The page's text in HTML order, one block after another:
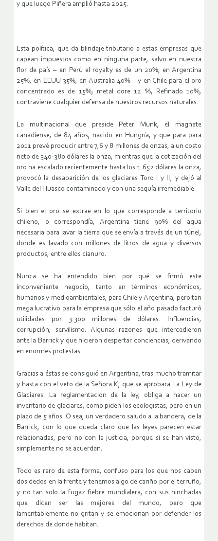
y que luego Piñera amplió hasta 2025.
Esta política, que da blindaje tributario a estas empresas que
capean impuestos como en ninguna parte, salvo en nuestra
flor de país – en Perú el royalty es de un 20%, en Argentina
25%, en EEUU 35%, en Australia 40% – y en Chile para el oro
concentrado es de 15%; metal dore 12 %, Refinado 10%,
contraviene cualquier defensa de nuestros recursos naturales.
La multinacional que preside Peter Munk, el magnate
canadiense, de 84 años, nacido en Hungría, y que para para
2011 prevé producir entre 7,6 y 8 millones de onzas, a un costo
neto de 340-380 dólares la onza, mientras que la cotización del
oro ha escalado recientemente hasta los 1.652 dólares la onza,
provocó la desaparición de los glaciares Toro I y II, y dejó al
Valle del Huasco contaminado y con una sequía irremediable.
Si bien el oro se extrae en lo que corresponde a territorio
chileno, o correspondía, Argentina tiene 90% del agua
necesaria para lavar la tierra que se envía a través de un túnel,
donde es lavado con millones de litros de agua y diversos
productos, entre ellos cianuro.
Nunca se ha entendido bien por qué se firmó este
inconveniente negocio, tanto en términos económicos,
humanos y medioambientales, para Chile y Argentina, pero tan
mega lucrativo para la empresa que sólo el año pasado facturó
utilidades por 3.300 millones de dólares. Influencias,
corrupción, servilismo. Algunas razones que intercedieron
ante la Barrick y que hicieron despertar conciencias, derivando
en enormes protestas.
Gracias a éstas se consiguió en Argentina, tras mucho tramitar
y hasta con el veto de la Señora K, que se aprobara La Ley de
Glaciares. La reglamentación de la ley, obliga a hacer un
inventario de glaciares, como piden los ecologistas, pero en un
plazo de 5 años. O sea, un verdadero saludo a la bandera, de la
Barrick, con lo que queda claro que las leyes parecen estar
relacionadas, pero no con la justicia, porque si se han visto,
simplemente no se acuerdan.
Todo es raro de esta forma, confuso para los que nos caben
dos dedos en la frente y tenemos algo de cariño por el terruño,
y no tan solo la fugaz fiebre mundialera, con sus hinchadas
que dicen ser las mejores del mundo, pero que
lamentablemente no gritan y se emocionan por defender los
derechos de donde habitan.